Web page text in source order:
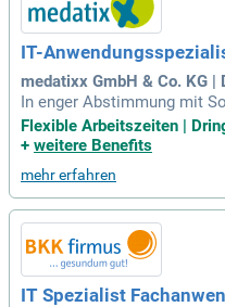
IT-
medatixx GmbH & Co. KG |
In enger Abstimmung mit
n und dem IT-Betrieb
s, Updates und Patches;
den IT-Landschaften
Flexible Arbeitszeiten |
+ weitere Benefits
mehr erfahren
IT Spezialist